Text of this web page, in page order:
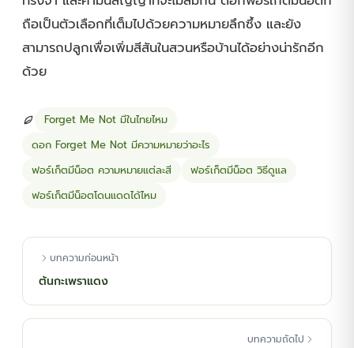
ถือเป็นตัวเลือกที่เต็มไปด้วยความหมายลึกซึ้ง และยัง
สามารถปลูกเพื่อเพิ่มสีสันในสวนหรือบ้านได้อย่างน่ารักอีก
ด้วย
Forget Me Not มีในไทยไหม
ดอก Forget Me Not มีความหมายว่าอะไร
ฟอร์เก็ตมีน็อต ความหมายแต่ละสี
ฟอร์เก็ตมีน็อต วิธีดูแล
ฟอร์เก็ตมีน็อตโดนแดดได้ไหม
บทความก่อนหน้า
ต้นกะเพราแดง
บทความถัดไป